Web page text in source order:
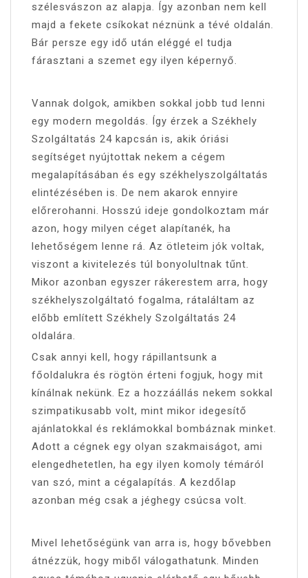
szélesvászon az alapja. Így azonban nem kell
majd a fekete csíkokat néznünk a tévé oldalán.
Bár persze egy idő után eléggé el tudja
fárasztani a szemet egy ilyen képernyő.
Vannak dolgok, amikben sokkal jobb tud lenni
egy modern megoldás. Így érzek a Székhely
Szolgáltatás 24 kapcsán is, akik óriási
segítséget nyújtottak nekem a cégem
megalapításában és egy székhelyszolgáltatás
elintézésében is. De nem akarok ennyire
előrerohanni. Hosszú ideje gondolkoztam már
azon, hogy milyen céget alapítanék, ha
lehetőségem lenne rá. Az ötleteim jók voltak,
viszont a kivitelezés túl bonyolultnak tűnt.
Mikor azonban egyszer rákerestem arra, hogy
székhelyszolgáltató fogalma, rátaláltam az
előbb említett Székhely Szolgáltatás 24
oldalára.
Csak annyi kell, hogy rápillantsunk a
főoldalukra és rögtön érteni fogjuk, hogy mit
kínálnak nekünk. Ez a hozzáállás nekem sokkal
szimpatikusabb volt, mint mikor idegesítő
ajánlatokkal és reklámokkal bombáznak minket.
Adott a cégnek egy olyan szakmaiságot, ami
elengedhetetlen, ha egy ilyen komoly témáról
van szó, mint a cégalapítás. A kezdőlap
azonban még csak a jéghegy csúcsa volt.
Mivel lehetőségünk van arra is, hogy bővebben
átnézzük, hogy miből válogathatunk. Minden